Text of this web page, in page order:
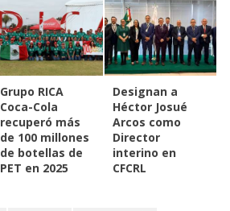
Grupo RICA
Coca-Cola
recuperó más
de 100 millones
de botellas de
PET en 2025
Designan a
Héctor Josué
Arcos como
Director
interino en
CFCRL